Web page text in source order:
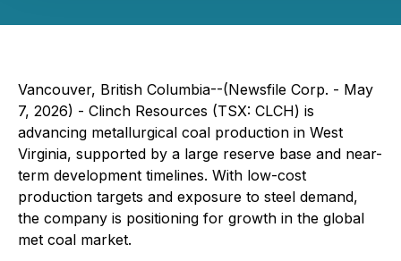
Vancouver, British Columbia--(Newsfile Corp. - May
7, 2026) - Clinch Resources (TSX: CLCH) is
advancing metallurgical coal production in West
Virginia, supported by a large reserve base and near-
term development timelines. With low-cost
production targets and exposure to steel demand,
the company is positioning for growth in the global
met coal market.